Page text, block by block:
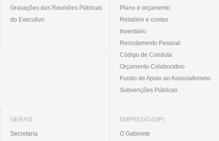
Gravações das Reuniões Públicas
do Executivo
Plano e orçamento
Relatório e contas
Inventário
Recrutamento Pessoal
Código de Conduta
Orçamento Colaborativo
Fundo de Apoio ao Associativismo
Subvenções Públicas
GERAIS
Secretaria
EMPREGO (GIP)
O Gabinete